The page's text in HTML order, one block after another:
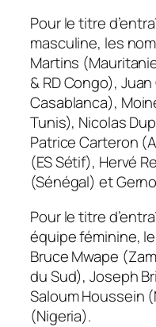
Pour le titre
masculine, les
Martins
& RD Congo),
Casablanca),
Tunis), Nicolas
Patrice Carteron
(ES Sétif), Hervé
(Sénégal) et
Pour le titre
équipe féminine,
Bruce Mwape
du Sud), Joseph
Saloum Houssein
(Nigeria).